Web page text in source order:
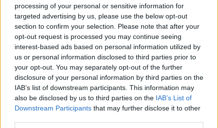
processing of your personal or sensitive information for
targeted advertising by us, please use the below opt-out
section to confirm your selection. Please note that after your
opt-out request is processed you may continue seeing
interest-based ads based on personal information utilized by
us or personal information disclosed to third parties prior to
your opt-out. You may separately opt-out of the further
disclosure of your personal information by third parties on the
IAB’s list of downstream participants. This information may
also be disclosed by us to third parties on the IAB’s List of
Downstream Participants that may further disclose it to other
Το εάν η δημόσια αυτή συζήτηση θα αποτελέσει
την αφετηρία για πρακτικά βήματα, παραμένει
ζητούμενο.
Δείτε περισσότερα άρθρα μας στα αποτελέσματα
αναζήτησης
Add stonisi.gr on Google ↗